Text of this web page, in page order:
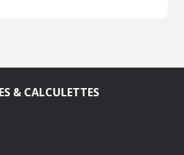
& CALCULETTES